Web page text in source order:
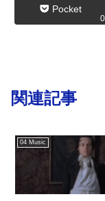
Pocket
0
関連記事
04 Music